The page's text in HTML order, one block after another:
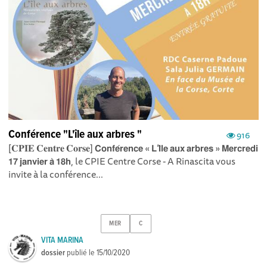
916
Conférence "L'île aux arbres "
[𝐂𝐏𝐈𝐄 𝐂𝐞𝐧𝐭𝐫𝐞 𝐂𝐨𝐫𝐬𝐞] 𝗖𝗼𝗻𝗳𝗲́𝗿𝗲𝗻𝗰𝗲 « 𝗟’𝗜̂𝗹𝗲 𝗮𝘂𝘅 𝗮𝗿𝗯𝗿𝗲𝘀 » 𝗠𝗲𝗿𝗰𝗿𝗲𝗱𝗶
𝟭𝟳 𝗷𝗮𝗻𝘃𝗶𝗲𝗿 𝗮̀ 𝟭𝟴𝗵, le CPIE Centre Corse - A Rinascita vous
invite à la conférence...
MER C
VITA MARINA
dossier publié le15/10/2020